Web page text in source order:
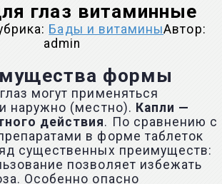
глаз витаминные
Бады и витаминыАвтор:
admin
формы
могут применяться
наружно (местно). Капли —
действия. По сравнению с
в форме таблеток
существенных преимуществ:
позволяет избежать
Особенно опасно